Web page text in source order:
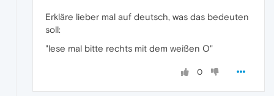
Erkläre lieber mal auf deutsch, was das bedeuten
soll:
"lese mal bitte rechts mit dem weißen O"
0